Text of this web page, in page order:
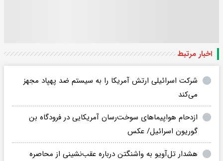
اخبار مرتبط
شرکت اسرائیلی ارتش آمریکا را به سیستم ضد پهپاد مجهز
می‌کند
ازدحام هواپیماهای سوخت‌رسان آمریکایی در فرودگاه بن
گوریون اسرائیل/ عکس
هشدار تل‌آویو به واشنگتن درباره عقب‌نشینی از محاصره